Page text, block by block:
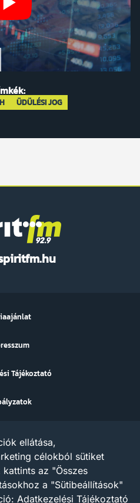
ÜDÜLÉSI JOG
szövegek, grafikák, képek,
egyéb tartalmak szerzői jogi
a tartalommal
szöveg- és adatbányászat
Tájékoztató
ellátása,
célokból sütiket
az "Összes
a "Sütibeállítások"
Adatkezelési Tájékoztató